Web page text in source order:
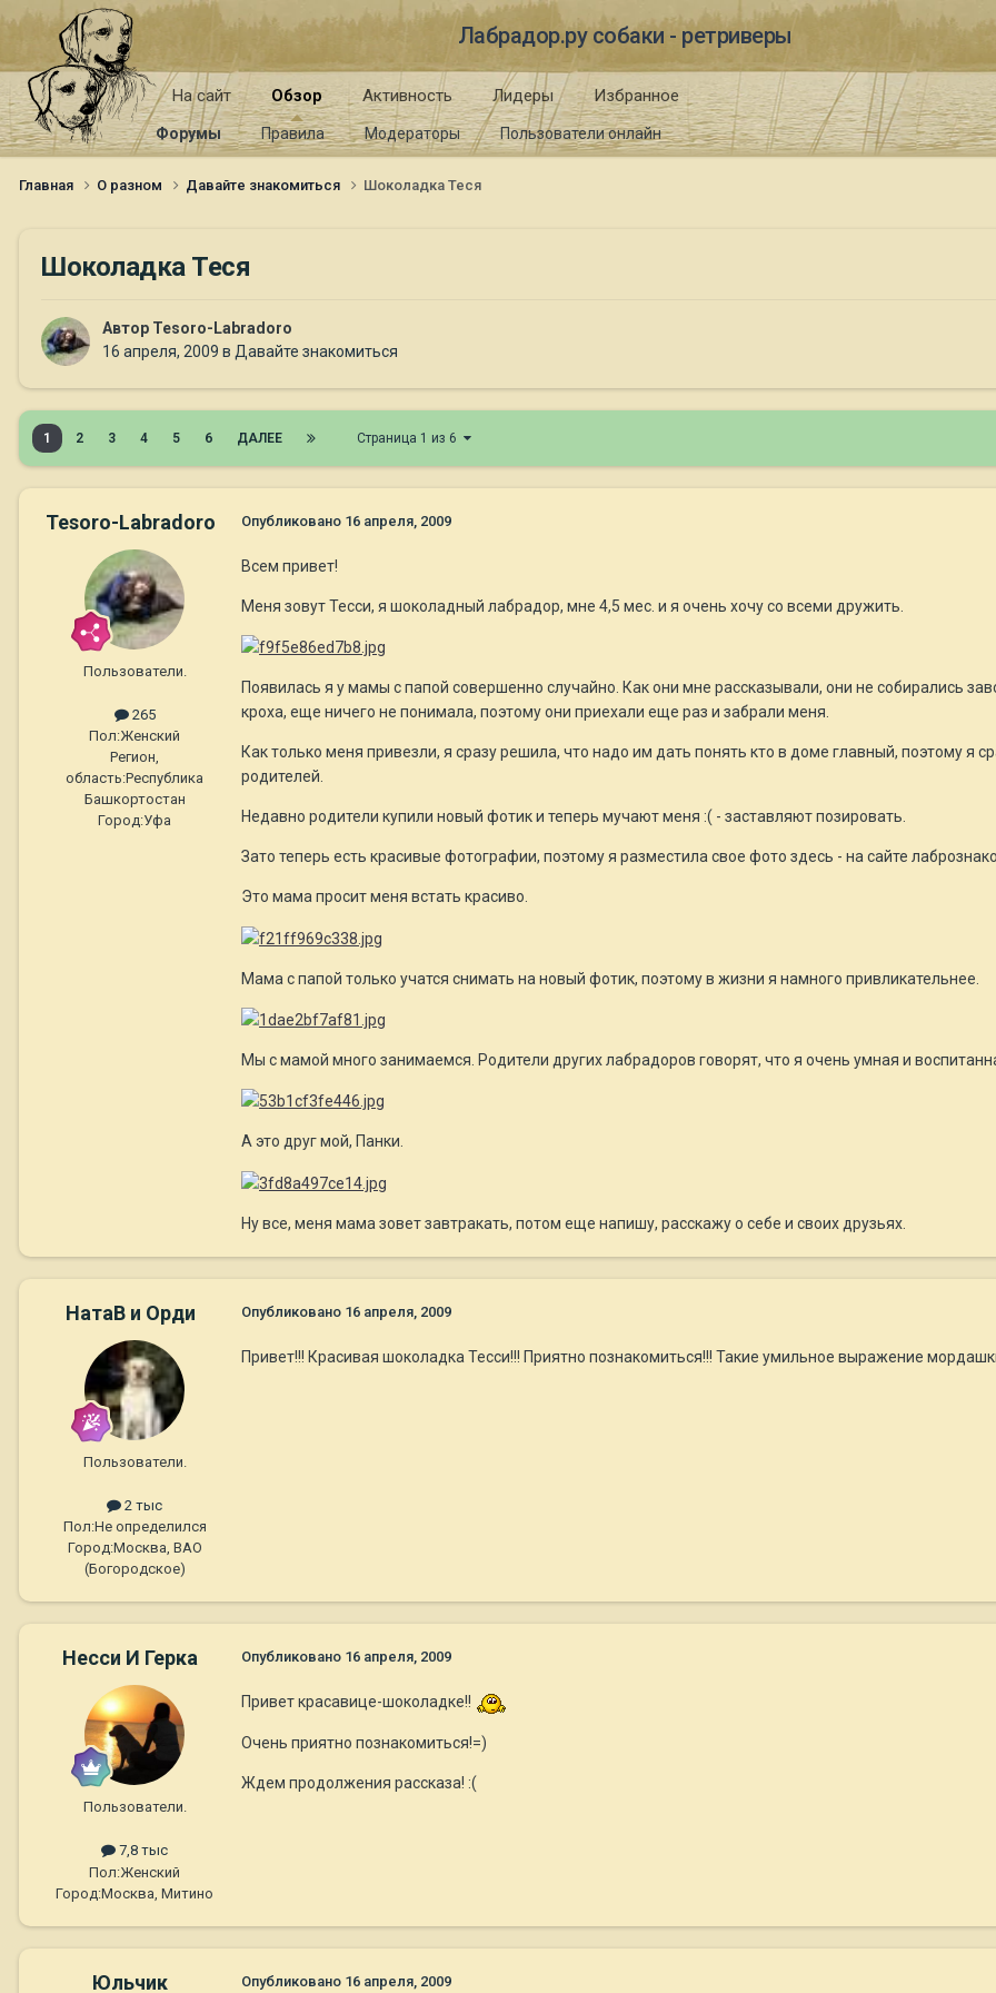
Лабрадор.ру собаки - ретриверы
На сайт Обзор
Форумы Правила Модераторы Пользователи онлайн
Активность Лидеры Избранное
Главная О разном Давайте знакомиться Шоколадка Теся
Шоколадка Теся
Автор Tesoro-Labradoro
16 апреля, 2009 в Давайте знакомиться
1 2 3 4 5 6 ДАЛЕЕ Страница 1 из 6
Tesoro-Labradoro
Пользователи.
265
Пол:Женский
Регион,
область:Республика
Башкортостан
Город:Уфа
Опубликовано 16 апреля, 2009
Всем привет!
Меня зовут Тесси, я шоколадный лабрадор, мне 4,5 мес. и я очень хочу со всеми дружить.
Появилась я у мамы с папой совершенно случайно. Как они мне рассказывали, они не собирались
кроха, еще ничего не понимала, поэтому они приехали еще раз и забрали меня.
Как только меня привезли, я сразу решила, что надо им дать понять кто в доме главный, поэтому я
родителей.
Недавно родители купили новый фотик и теперь мучают меня :( - заставляют позировать.
Зато теперь есть красивые фотографии, поэтому я разместила свое фото здесь - на сайте
Это мама просит меня встать красиво.
Мама с папой только учатся снимать на новый фотик, поэтому в жизни я намного привликательнее.
Мы с мамой много занимаемся. Родители других лабрадоров говорят, что я очень умная и
А это друг мой, Панки.
Ну все, меня мама зовет завтракать, потом еще напишу, расскажу о себе и своих друзьях.
НатаВ и Орди
Пользователи.
2 тыс
Пол:Не определился
Город:Москва, ВАО
(Богородское)
Опубликовано 16 апреля, 2009
Привет!!! Красивая шоколадка Тесси!!! Приятно познакомиться!!! Такие умильное выражение
Несси И Герка
Пользователи.
7,8 тыс
Пол:Женский
Город:Москва, Митино
Опубликовано 16 апреля, 2009
Привет красавице-шоколадке!!
Очень приятно познакомиться!=)
Ждем продолжения рассказа! :(
Юльчик Опубликовано 16 апреля, 2009